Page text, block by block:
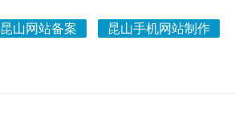
昆山网站备案 昆山手机网站制作